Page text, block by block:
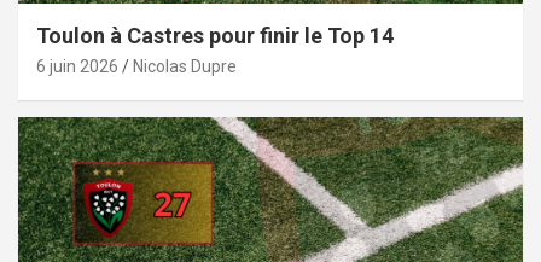
Toulon à Castres pour finir le Top 14
6 juin 2026 Nicolas Dupre